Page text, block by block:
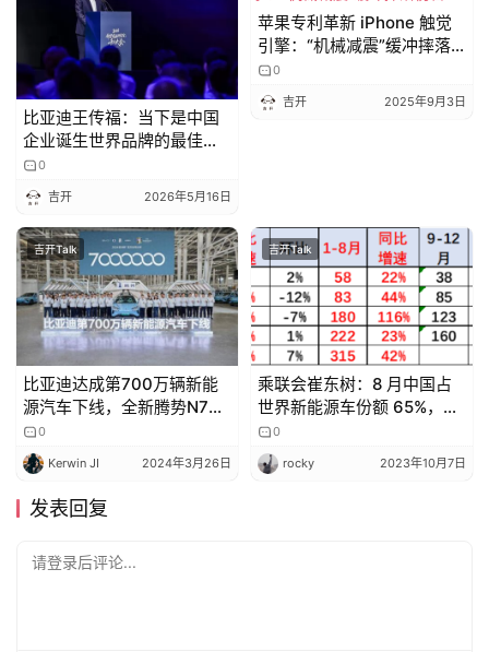
专
栏
开
T
a
比亚迪王传福：当下是中国
企业诞生世界品牌的最佳历
史机遇，尤其是制造业领域
0
吉开 2026年5月16日
苹果专利革新 iPhone 触觉
引擎：“机械减震”缓冲摔落
伤害
0
吉开 2025年9月3日
吉开Talk
比亚迪达成第700万辆新能
源汽车下线，全新腾势N7即
将上市！
0
Kerwin JI 2024年3月26日
吉开Talk
乘联会崔东树：8 月中国占
世界新能源车份额 65%，表
现较强
0
rocky 2023年10月7日
发表回复
请登录后评论...